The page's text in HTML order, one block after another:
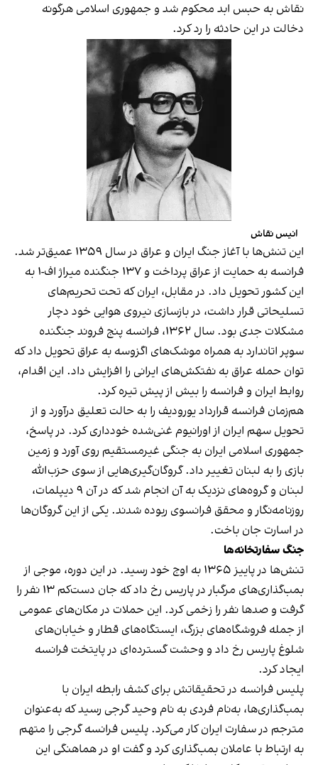
نقاش به حبس ابد محکوم شد و جمهوری اسلامی هرگونه
دخالت در این حادثه را رد کرد.
انیس نقاش
این تنش‌ها با آغاز جنگ ایران و عراق در سال ۱۳۵۹ عمیق‌تر شد.
فرانسه به حمایت از عراق پرداخت و ۱۳۷ جنگنده‌ میراژ اف-۱ به
این کشور تحویل داد. در مقابل، ایران که تحت تحریم‌های
تسلیحاتی قرار داشت، در بازسازی نیروی هوایی خود دچار
مشکلات جدی بود. سال ۱۳۶۲، فرانسه پنج فروند جنگنده‌
سوپر اتاندارد به همراه موشک‌های اگزوسه به عراق تحویل داد که
توان حمله عراق به نفتکش‌های ایرانی را افزایش داد. این اقدام،
روابط ایران و فرانسه را بیش از پیش تیره کرد.
هم‌زمان فرانسه قرارداد یورودیف را به حالت تعلیق درآورد و از
تحویل سهم ایران از اورانیوم غنی‌شده خودداری کرد. در پاسخ،
جمهوری اسلامی ایران به جنگی غیرمستقیم روی آورد و زمین
بازی را به لبنان تغییر داد. گروگان‌گیری‌هایی از سوی حزب‌الله
لبنان و گروه‌های نزدیک به آن انجام شد که در آن ۹ دیپلمات،
روزنامه‌نگار و محقق فرانسوی ربوده شدند. یکی از این گروگان‌ها
در اسارت جان باخت.
جنگ سفارتخانه‌ها
تنش‌ها در پاییز ۱۳۶۵ به اوج خود رسید. در این دوره، موجی از
بمب‌گذاری‌های مرگبار در پاریس رخ داد که جان دست‌کم ۱۳ نفر را
گرفت و صدها نفر را زخمی کرد. این حملات در مکان‌های عمومی
از جمله فروشگاه‌های بزرگ، ایستگاه‌های قطار و خیابان‌های
شلوغ پاریس رخ داد و وحشت گسترده‌ای در پایتخت فرانسه
ایجاد کرد.
پلیس فرانسه در تحقیقاتش برای کشف رابطه‌ ایران با
بمب‌گذاری‌ها، به‌نام فردی به نام وحید گرجی رسید که به‌عنوان
مترجم در سفارت ایران کار می‌کرد. پلیس فرانسه گرجی را متهم
به ارتباط با عاملان بمب‌گذاری کرد و گفت او در هماهنگی این